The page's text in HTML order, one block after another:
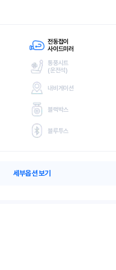
전동접이
사이드미러
통풍시트
(운전석)
내비게이션
블랙박스
블루투스
세부옵션 보기